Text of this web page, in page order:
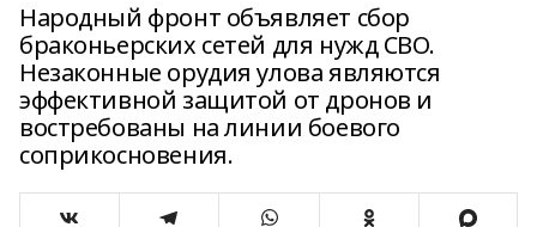
Народный фронт объявляет сбор
браконьерских сетей для нужд СВО.
Незаконные орудия улова являются
эффективной защитой от дронов и
востребованы на линии боевого
соприкосновения.